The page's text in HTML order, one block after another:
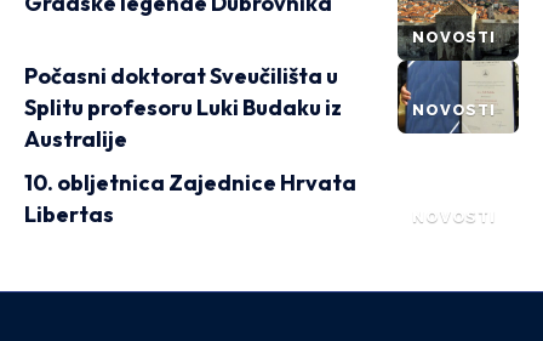
NOVOSTI
NOVOSTI
Počasni doktorat Sveučilišta u
Splitu profesoru Luki Budaku iz
Australije
NOVOSTI
10. obljetnica Zajednice Hrvata
Libertas